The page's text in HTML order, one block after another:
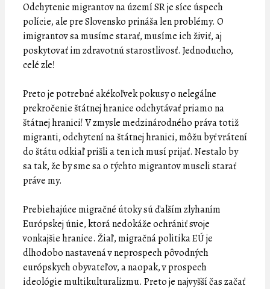
Odchytenie migrantov na území SR je síce úspech
polície, ale pre Slovensko prináša len problémy. O
imigrantov sa musíme starať, musíme ich živiť, aj
poskytovať im zdravotnú starostlivosť. Jednoducho,
celé zle!
Preto je potrebné akékoľvek pokusy o nelegálne
prekročenie štátnej hranice odchytávať priamo na
štátnej hranici! V zmysle medzinárodného práva totiž
migranti, odchytení na štátnej hranici, môžu byť vrátení
do štátu odkiaľ prišli a ten ich musí prijať. Nestalo by
sa tak, že by sme sa o týchto migrantov museli starať
práve my.
Prebiehajúce migračné útoky sú ďalším zlyhaním
Európskej únie, ktorá nedokáže ochrániť svoje
vonkajšie hranice. Žiaľ, migračná politika EÚ je
dlhodobo nastavená v neprospech pôvodných
európskych obyvateľov, a naopak, v prospech
ideológie multikulturalizmu. Preto je najvyšší čas začať